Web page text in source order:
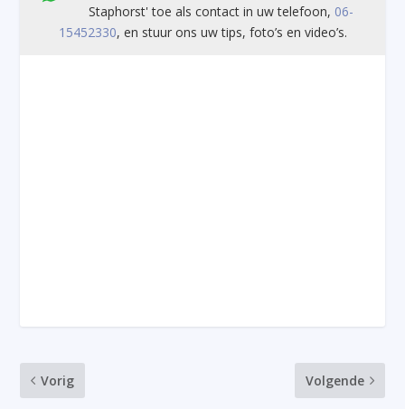
Staphorst' toe als contact in uw telefoon, 06-
15452330, en stuur ons uw tips, foto’s en video’s.
Vorig Volgende